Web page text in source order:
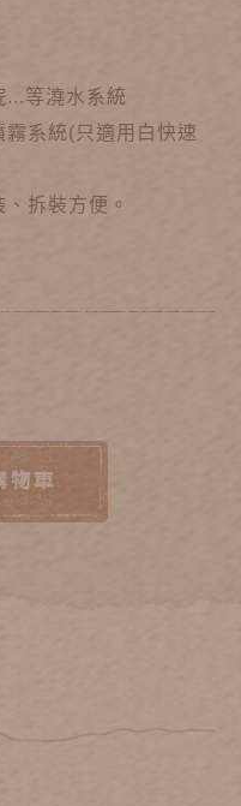
...等澆水系統
系統(只適用白快速
拆裝方便。